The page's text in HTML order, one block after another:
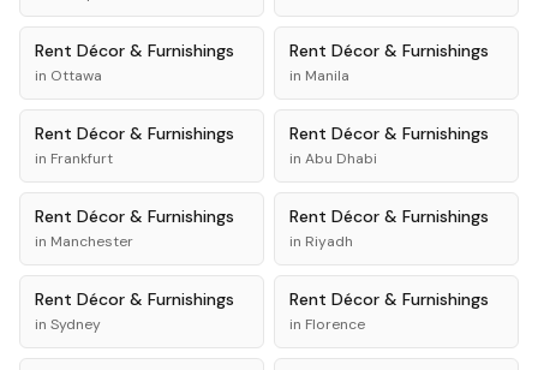
Rent Décor & Furnishings
in Ottawa
Rent Décor & Furnishings
in Manila
Rent Décor & Furnishings
in Frankfurt
Rent Décor & Furnishings
in Abu Dhabi
Rent Décor & Furnishings
in Manchester
Rent Décor & Furnishings
in Riyadh
Rent Décor & Furnishings
in Sydney
Rent Décor & Furnishings
in Florence